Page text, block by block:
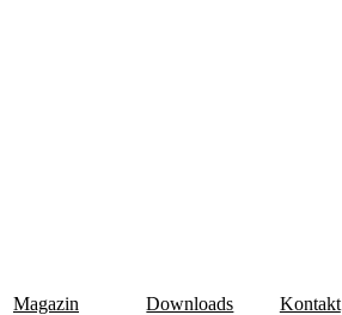
Magazin Downloads Kontakt